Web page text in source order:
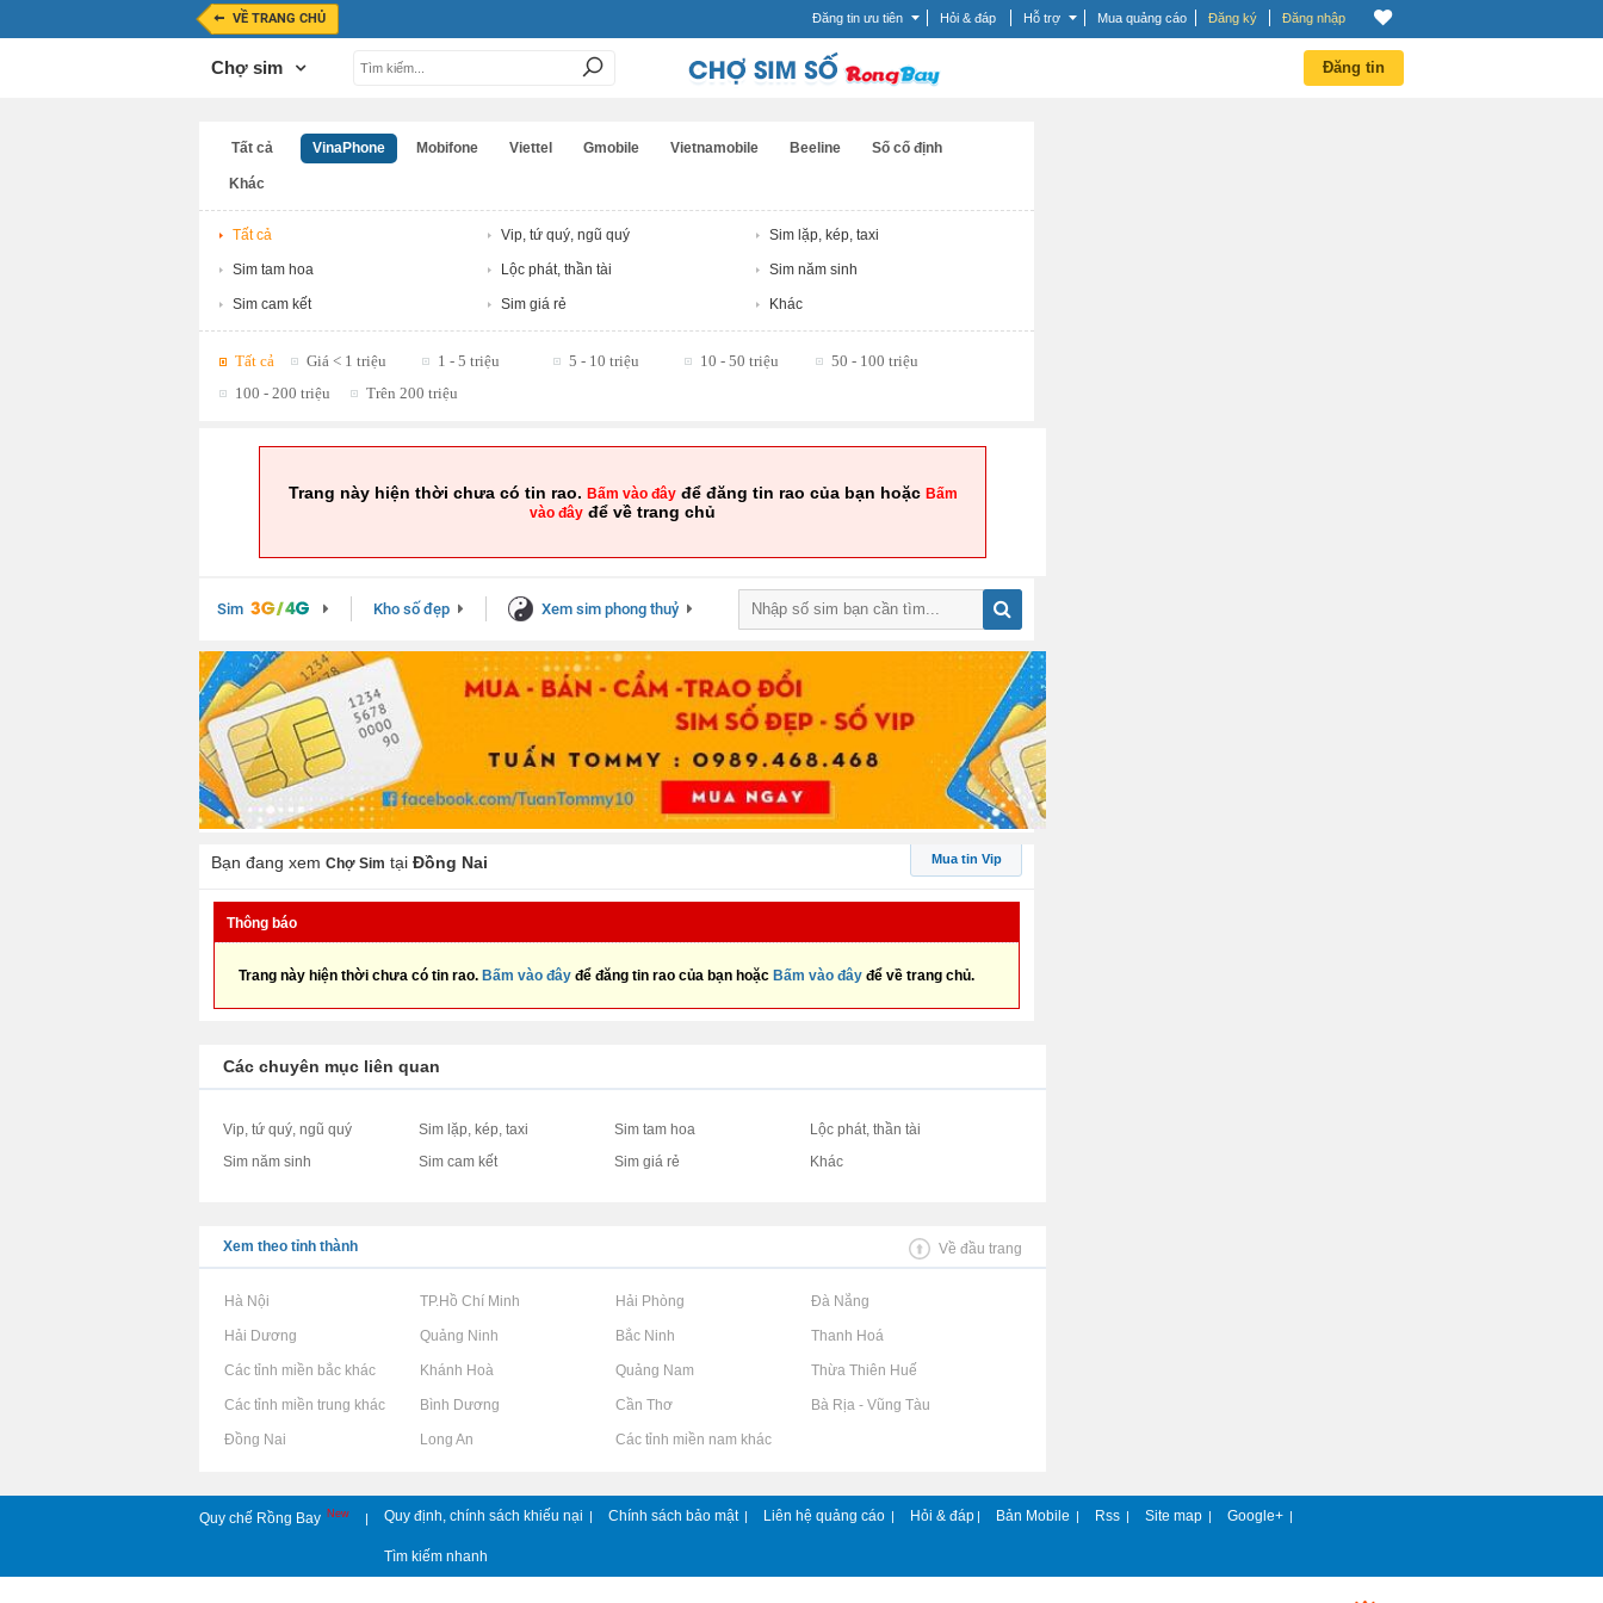
VỀ TRANG CHỦ Đăng tin ưu tiên Hỏi & đáp Hỗ trợ Mua quảng cáo Đăng ký Đăng nhập
Chợ sim Đăng tin
Tất cả VinaPhone Mobifone Viettel Gmobile Vietnamobile Beeline Số cố định
Khác
Tất cả Vip, tứ quý, ngũ quý Sim lặp, kép, taxi
Sim tam hoa Lộc phát, thần tài Sim năm sinh
Sim cam kết Sim giá rẻ Khác
Tất cả Giá < 1 triệu 1 - 5 triệu 5 - 10 triệu 10 - 50 triệu
50 - 100 triệu
100 - 200 triệu
Trên 200 triệu
Trang này hiện thời chưa có tin rao. Bấm vào đâyđể đăng tin rao của bạn hoặc Bấm
vào đây để về trang chủ
Sim Kho số đẹp Xem sim phong thuỷ
Bạn đang xem Chợ Sim tại Đồng Nai Mua tin Vip
Thông báo
Trang này hiện thời chưa có tin rao. Bấm vào đây để đăng tin rao của bạn hoặc Bấm vào đây để về trang chủ.
Các chuyên mục liên quan
Vip, tứ quý, ngũ quý Sim lặp, kép, taxi Sim tam hoa
Lộc phát, thần tài
Sim năm sinh
Sim cam kết Sim giá rẻ Khác
Xem theo tỉnh thành Về đầu trang
Rao vặt tại Hà Nội Rao vặt tại TP.Hồ Chí Minh Rao vặt tại Hải Phòng Rao vặt tại Đà Nẵng
Rao vặt tại Hải Dương Rao vặt tại Quảng Ninh Rao vặt tại Bắc Ninh Rao vặt tại Thanh Hoá
Rao vặt tại Các tỉnh miền bắc khácRao vặt tại Khánh Hoà Rao vặt tại Quảng Nam Rao vặt tại Thừa Thiên Huế
Rao vặt tại Các tỉnh miền trung khácRao vặt tại Bình Dương Rao vặt tại Cần Thơ Rao vặt tại Bà Rịa - Vũng Tàu
Rao vặt tại Đồng Nai Rao vặt tại Long An Rao vặt tại Các tỉnh miền nam khác
Quy chế Rồng Bay New | Quy định, chính sách khiếu nại | Chính sách bảo mật | Liên hệ quảng cáo | Hỏi & đáp | Bản Mobile | Rss | Site map | Google+ |
Tìm kiếm nhanh